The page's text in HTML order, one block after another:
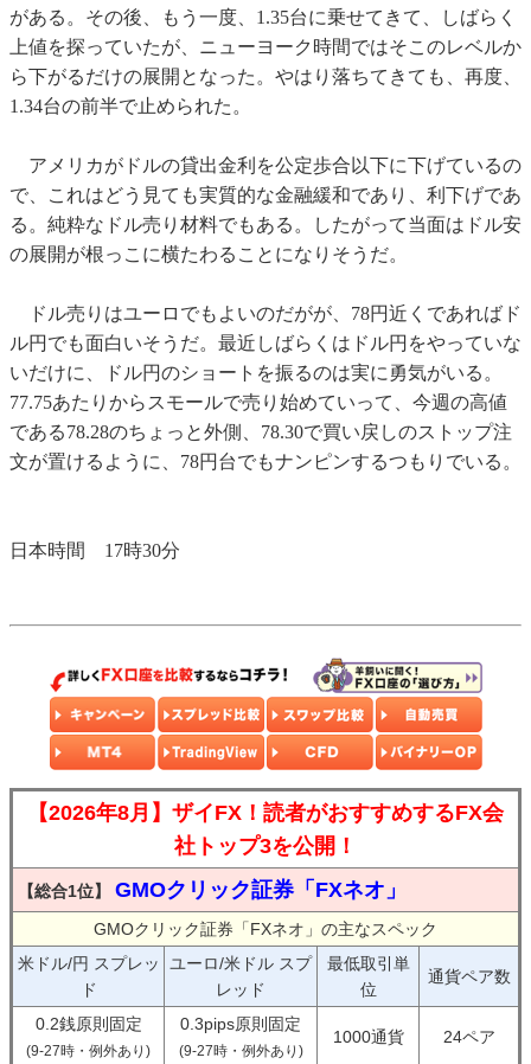
がある。その後、もう一度、1.35台に乗せてきて、しばらく
上値を探っていたが、ニューヨーク時間ではそこのレベルか
ら下がるだけの展開となった。やはり落ちてきても、再度、
1.34台の前半で止められた。
アメリカがドルの貸出金利を公定歩合以下に下げているの
で、これはどう見ても実質的な金融緩和であり、利下げであ
る。純粋なドル売り材料でもある。したがって当面はドル安
の展開が根っこに横たわることになりそうだ。
ドル売りはユーロでもよいのだがが、78円近くであればド
ル円でも面白いそうだ。最近しばらくはドル円をやっていな
いだけに、ドル円のショートを振るのは実に勇気がいる。
77.75あたりからスモールで売り始めていって、今週の高値
である78.28のちょっと外側、78.30で買い戻しのストップ注
文が置けるように、78円台でもナンピンするつもりでいる。
日本時間 17時30分
【2026年8月】ザイFX！読者がおすすめするFX会
社トップ3を公開！
【総合1位】 GMOクリック証券「FXネオ」
GMOクリック証券「FXネオ」の主なスペック
米ドル/円 スプレッ
ド
ユーロ/米ドル スプ
レッド
最低取引単
位
通貨ペア数
0.2銭原則固定
(9-27時・例外あり)
0.3pips原則固定
(9-27時・例外あり)
1000通貨 24ペア